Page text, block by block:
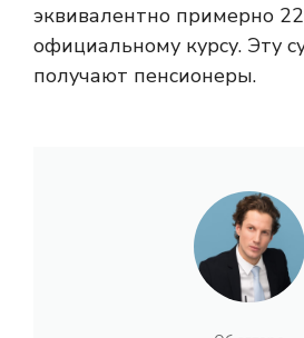
эквивалентно примерно
официальному курсу. Эту
получают пенсионеры.